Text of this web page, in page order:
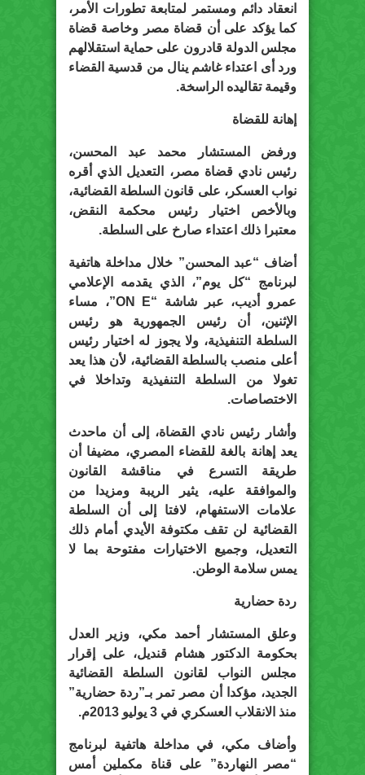
انعقاد دائم ومستمر لمتابعة تطورات الأمر،
كما يؤكد على أن قضاة مصر وخاصة قضاة
مجلس الدولة قادرون على حماية استقلالهم
ورد أى اعتداء غاشم ينال من قدسية القضاء
وقيمة تقاليده الراسخة.
إهانة للقضاة
ورفض المستشار محمد عبد المحسن،
رئيس نادي قضاة مصر، التعديل الذي أقره
نواب العسكر، على قانون السلطة القضائية،
وبالأخص اختيار رئيس محكمة النقض،
معتبرا ذلك اعتداء صارخ على السلطة.
أضاف “عبد المحسن” خلال مداخلة هاتفية
لبرنامج “كل يوم”، الذي يقدمه الإعلامي
عمرو أديب، عبر شاشة “ON E”، مساء
الإثنين، أن رئيس الجمهورية هو رئيس
السلطة التنفيذية، ولا يجوز له اختيار رئيس
أعلى منصب بالسلطة القضائية، لأن هذا يعد
تغولا من السلطة التنفيذية وتداخلا في
الاختصاصات.
وأشار رئيس نادي القضاة، إلى أن ماحدث
يعد إهانة بالغة للقضاء المصري، مضيفا أن
طريقة التسرع في مناقشة القانون
والموافقة عليه، يثير الريبة ومزيدا من
علامات الاستفهام، لافتا إلى أن السلطة
القضائية لن تقف مكتوفة الأيدي أمام ذلك
التعديل، وجميع الاختيارات مفتوحة بما لا
يمس سلامة الوطن.
ردة حضارية
وعلق المستشار أحمد مكي، وزير العدل
بحكومة الدكتور هشام قنديل، على إقرار
مجلس النواب لقانون السلطة القضائية
الجديد، مؤكدا أن مصر تمر بـ”ردة حضارية”
منذ الانقلاب العسكري في 3 يوليو 2013م.
وأضاف مكي، في مداخلة هاتفية لبرنامج
“مصر النهاردة” على قناة مكملين أمس